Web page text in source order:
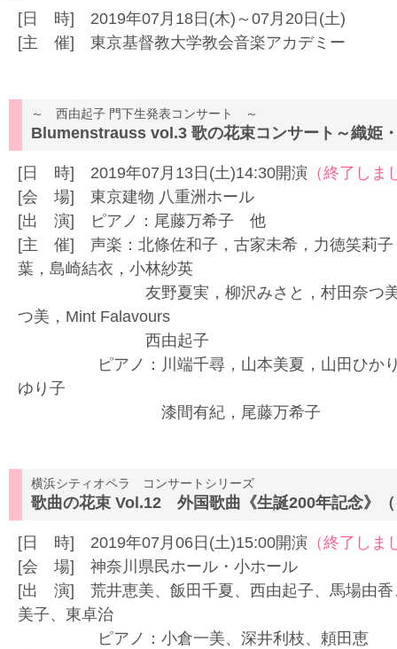
[日 時] 2019年07月18日(木)～07月20日(土)
[主 催] 東京基督教大学教会音楽アカデミー
～ 西由起子 門下生発表コンサート ～
Blumenstrauss vol.3 歌の花束コンサート～織姫
[日 時] 2019年07月13日(土)14:30開演 （終了しま
[会 場] 東京建物 八重洲ホール
[出 演] ピアノ：尾藤万希子 他
[主 催] 声楽：北條佐和子，古家未希，力徳笑莉子
葉，島崎結衣，小林紗英
友野夏実，柳沢みさと，村田奈つ美，佐
つ美，Mint Falavours
西由起子
ピアノ：川端千尋，山本美夏，山田ひかり
ゆり子
漆間有紀，尾藤万希子
横浜シティオペラ コンサートシリーズ
歌曲の花束 Vol.12 外国歌曲《生誕200年記念》
[日 時] 2019年07月06日(土)15:00開演 （終了しま
[会 場] 神奈川県民ホール・小ホール
[出 演] 荒井恵美、飯田千夏、西由起子、馬場由香
美子、東卓治
ピアノ：小倉一美、深井利枝、頼田恵